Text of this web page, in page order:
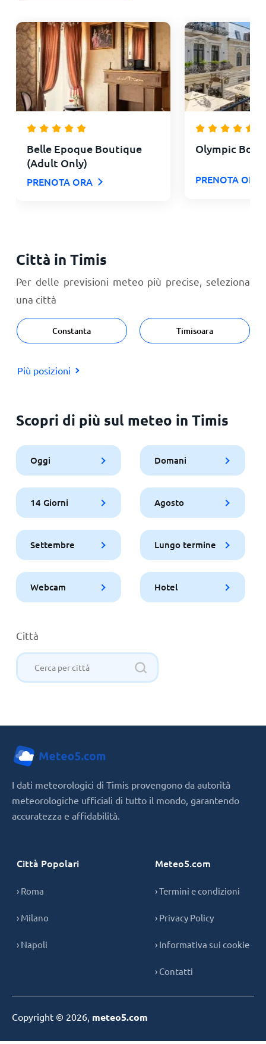
Belle Epoque Boutique
(Adult Only)
PRENOTA ORA
Olympic
PRENOTA ORA
Città in Timis
Per delle previsioni meteo più precise, seleziona
una città
Constanta Timisoara
Più posizioni
Scopri di più sul meteo in Timis
Oggi Domani
14 Giorni Agosto
Settembre Lungo termine
Webcam Hotel
Città
I dati meteorologici di Timis provengono da autorità
meteorologiche ufficiali di tutto il mondo, garantendo
accuratezza e affidabilità.
Città Popolari
› Roma
› Milano
› Napoli
Meteo5.com
› Termini e condizioni
› Privacy Policy
› Informativa sui cookie
› Contatti
Copyright © 2026, meteo5.com